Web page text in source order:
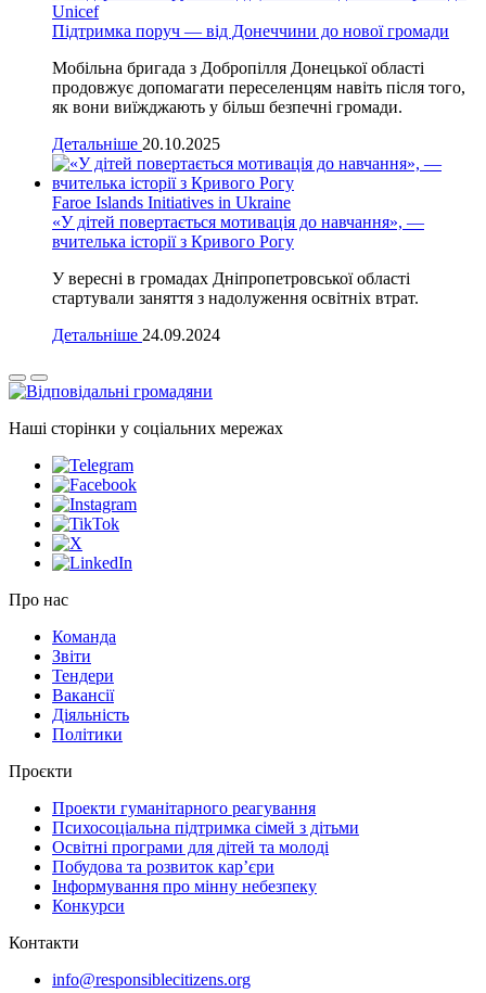
Unicef
Підтримка поруч — від Донеччини до нової громади
Мобільна бригада з Добропілля Донецької області
продовжує допомагати переселенцям навіть після того,
як вони виїжджають у більш безпечні громади.
Детальніше 20.10.2025
Faroe Islands Initiatives in Ukraine
«У дітей повертається мотивація до навчання», —
вчителька історії з Кривого Рогу
У вересні в громадах Дніпропетровської області
стартували заняття з надолуження освітніх втрат.
Детальніше 24.09.2024
Наші сторінки у соціальних мережах
Про нас
Команда
Звіти
Тендери
Вакансії
Діяльність
Політики
Проєкти
Проекти гуманітарного реагування
Психосоціальна підтримка сімей з дітьми
Освітні програми для дітей та молоді
Побудова та розвиток кар’єри
Інформування про мінну небезпеку
Конкурси
Контакти
info@responsiblecitizens.org